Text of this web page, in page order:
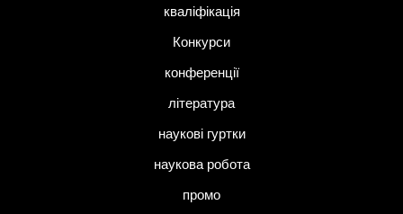
кваліфікація
Конкурси
конференції
література
наукові гуртки
наукова робота
промо